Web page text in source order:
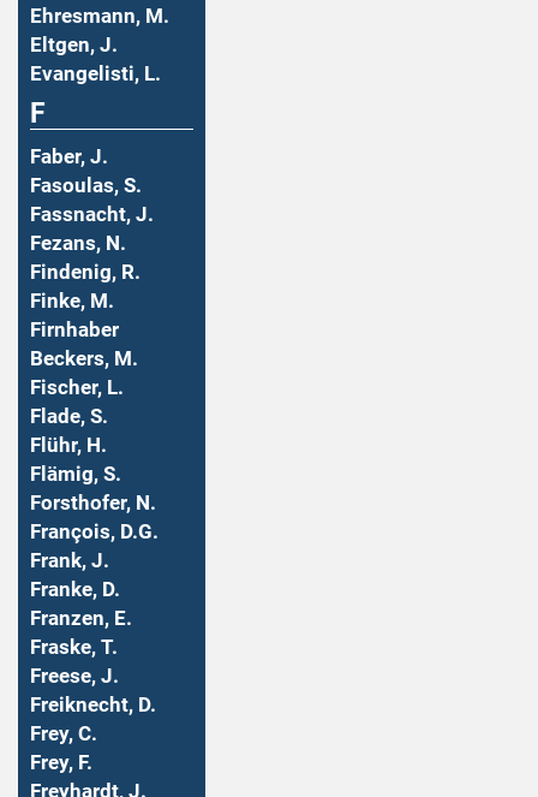
Ehresmann, M.
Eltgen, J.
Evangelisti, L.
F
Faber, J.
Fasoulas, S.
Fassnacht, J.
Fezans, N.
Findenig, R.
Finke, M.
Firnhaber
Beckers, M.
Fischer, L.
Flade, S.
Flühr, H.
Flämig, S.
Forsthofer, N.
François, D.G.
Frank, J.
Franke, D.
Franzen, E.
Fraske, T.
Freese, J.
Freiknecht, D.
Frey, C.
Frey, F.
Freyhardt, J.